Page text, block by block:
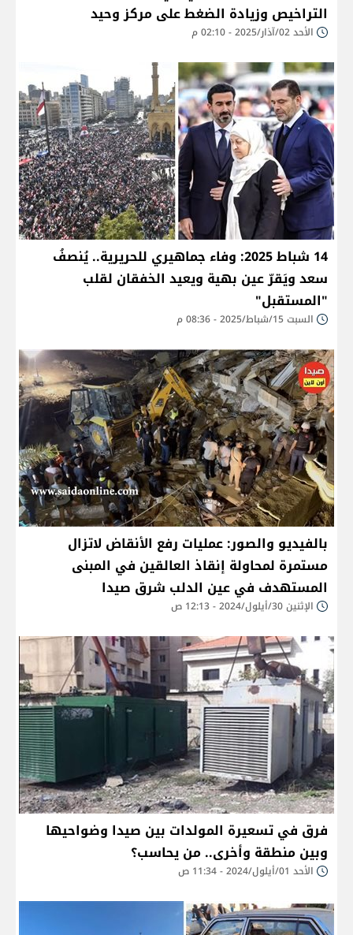
التراخيص وزيادة الضغط على مركز وحيد
الأحد 02/آذار/2025 - 02:10 م
14 شباط 2025: وفاء جماهيري للحريرية.. يُنصفُ
سعد ويَقرّ عين بهية ويعيد الخفقان لقلب
"المستقبل"
السبت 15/شباط/2025 - 08:36 م
بالفيديو والصور: عمليات رفع الأنقاض لاتزال
مستمرة لمحاولة إنقاذ العالقين في المبنى
المستهدف في عين الدلب شرق صيدا
الإثنين 30/أيلول/2024 - 12:13 ص
فرق في تسعيرة المولدات بين صيدا وضواحيها
وبين منطقة وأخرى.. من يحاسب؟
الأحد 01/أيلول/2024 - 11:34 ص